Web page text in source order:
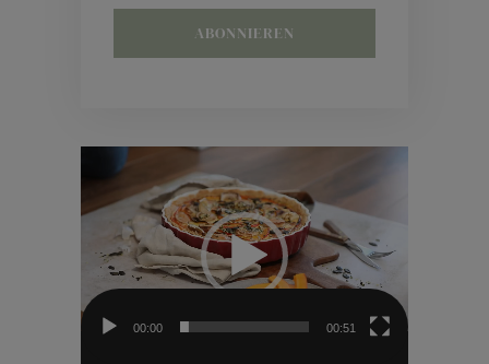
Video-
00:00 00:51